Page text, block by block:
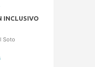
INCLUSIVO
Soto